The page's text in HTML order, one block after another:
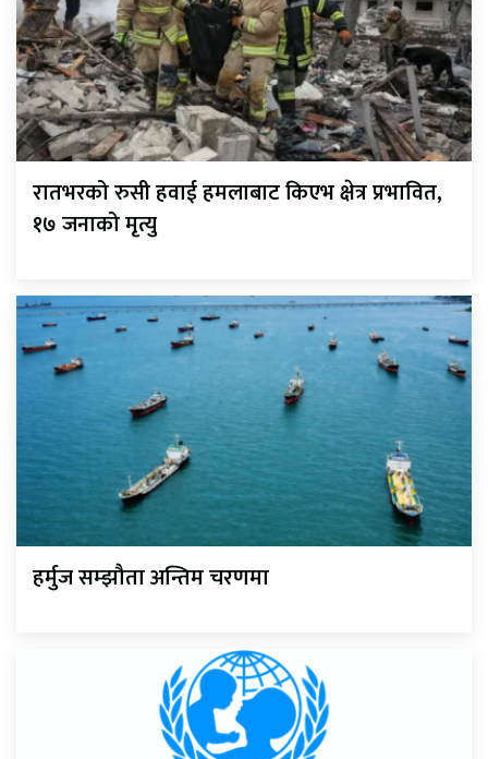
रातभरको रुसी हवाई हमलाबाट किएभ क्षेत्र प्रभावित,
१७ जनाको मृत्यु
हर्मुज सम्झौता अन्तिम चरणमा